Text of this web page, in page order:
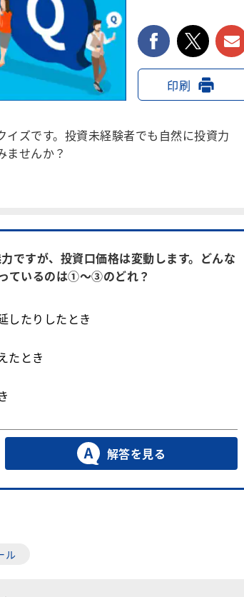
facebook
印刷
ズです。投資未経験者でも自然に投資力
ませんか？
ですが、投資口価格は変動します。どんな
ているのは①～③のどれ？
したりしたとき
たとき
解答を見る
ル